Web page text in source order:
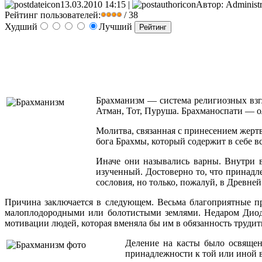
13.03.2010 14:15 |
Автор:
Рейтинг пользователей:
/ 38
Худший
Лучший
Брахманизм — система религиозных
Атман, Тот, Пуруша. Брахманоспати —
Молитва, связанная с принесением
бога Брахмы, который содержит в себе
Иначе они назывались варны. Внутри
изученный. Достоверно то, что
сословия, но только, пожалуй, в
Причина заключается в следующем. Весьма благоприятные
малоплодородными или болотистыми землями. Недаром
мотивации людей, которая вменяла бы им в обязанность
Деление на касты было
принадлежности к той или иной